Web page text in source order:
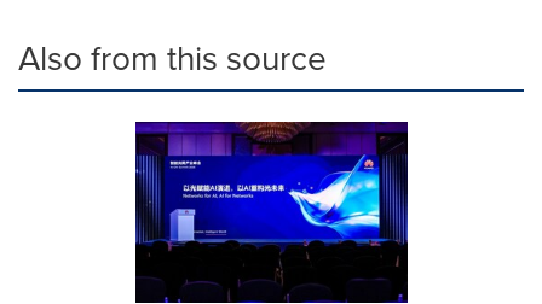
Also from this source